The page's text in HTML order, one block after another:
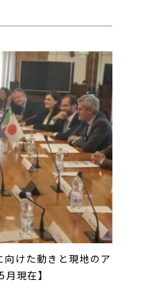
向けた動きと現地のア
現在】